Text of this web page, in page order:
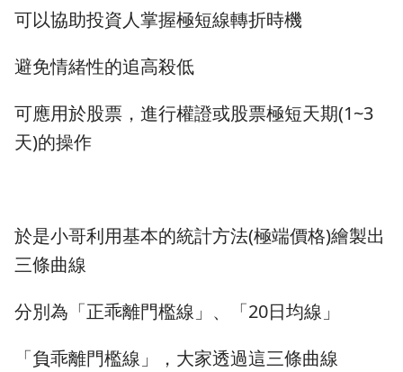
可以協助投資人掌握極短線轉折時機
避免情緒性的追高殺低
可應用於股票，進行權證或股票極短天期(1~3
天)的操作
於是小哥利用基本的統計方法(極端價格)繪製出
三條曲線
分別為「正乖離門檻線」、「20日均線」
「負乖離門檻線」，大家透過這三條曲線